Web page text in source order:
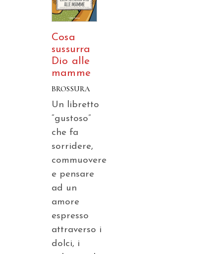
Cosa
sussurra
Dio alle
mamme
BROSSURA
Un libretto
“gustoso”
che fa
sorridere,
commuovere
e pensare
ad un
amore
espresso
attraverso i
dolci, i